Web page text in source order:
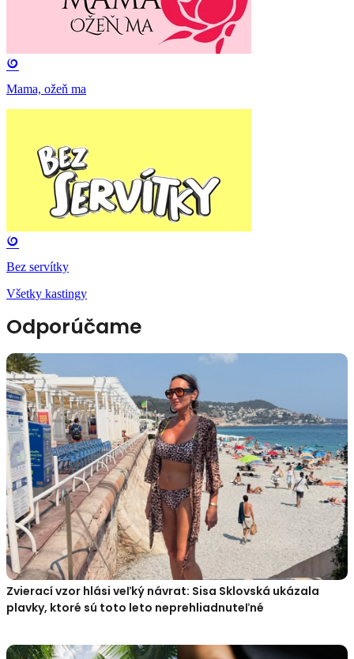
Mama, ožeň ma
Bez servítky
Všetky kastingy
Odporúčame
Zvierací vzor hlási veľký návrat: Sisa Sklovská ukázala
plavky, ktoré sú toto leto neprehliadnuteľné